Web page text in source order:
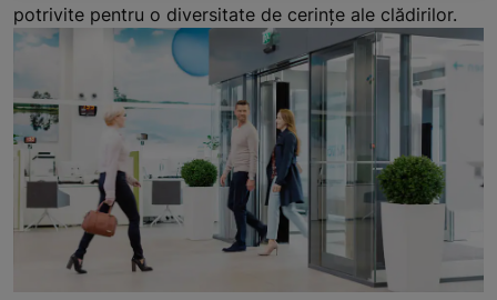
potrivite pentru o diversitate de cerințe ale clădirilor.